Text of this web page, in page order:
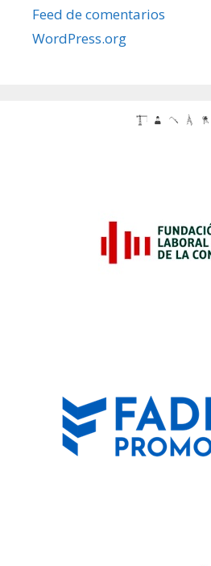
Feed de comentarios
WordPress.org